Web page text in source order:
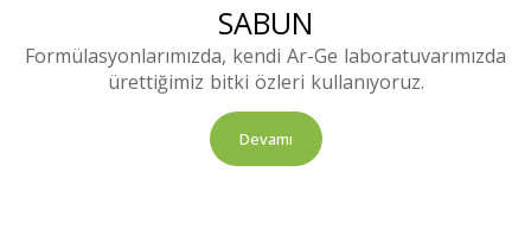
SABUN
Formülasyonlarımızda, kendi Ar-Ge laboratuvarımızda
ürettiğimiz bitki özleri kullanıyoruz.
Devamı